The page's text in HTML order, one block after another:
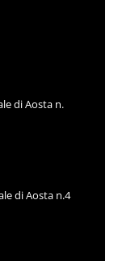
di Aosta n.
di Aosta n.4